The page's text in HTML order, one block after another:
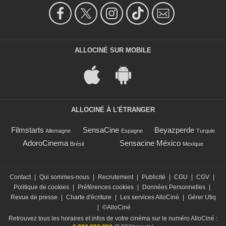
ALLOCINÉ SUR MOBILE
ALLOCINÉ À L'ÉTRANGER
Filmstarts Allemagne SensaCine Espagne Beyazperde Turquie
AdoroCinema Brésil Sensacine México Mexique
Contact Qui sommes-nous Recrutement Publicité CGU CGV
Politique de cookies
Préférences cookies Données Personnelles
Revue de presse
Charte d'écriture Les services AlloCiné
Gérer Utiq
©AlloCiné
Retrouvez tous les horaires et infos de votre cinéma sur le numéro AlloCiné :